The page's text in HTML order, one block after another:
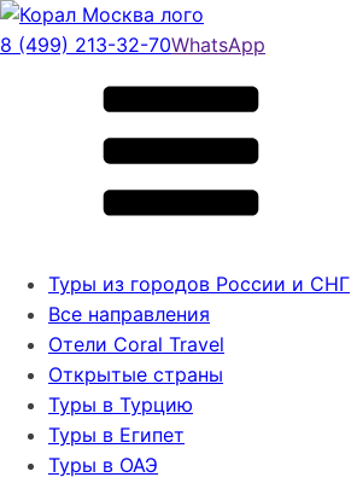
8 (499) 213-32-70WhatsApp
Туры из городов России и СНГ
Все направления
Отели Coral Travel
Открытые страны
Туры в Турцию
Туры в Египет
Туры в ОАЭ